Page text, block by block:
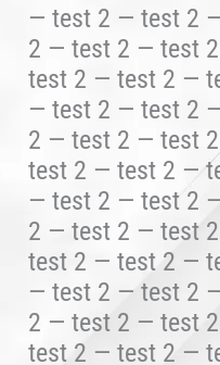
— test 2 — test 2
2 — test 2 — test
test 2 — test 2 —
— test 2 — test 2
2 — test 2 — test
test 2 — test 2 —
— test 2 — test 2
2 — test 2 — test
test 2 — test 2 —
— test 2 — test 2
2 — test 2 — test
test 2 — test 2 —